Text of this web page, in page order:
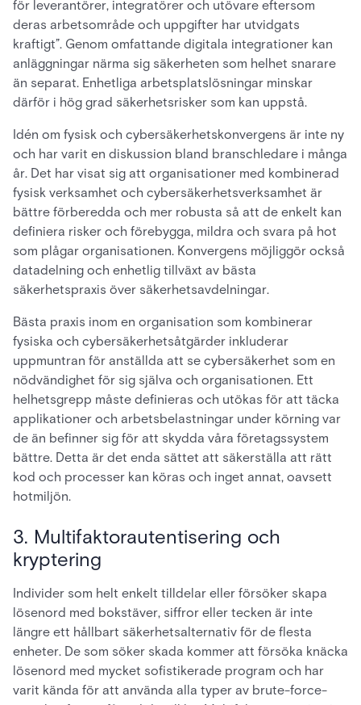
för leverantörer, integratörer och utövare eftersom
deras arbetsområde och uppgifter har utvidgats
kraftigt”. Genom omfattande digitala integrationer kan
anläggningar närma sig säkerheten som helhet snarare
än separat. Enhetliga arbetsplatslösningar minskar
därför i hög grad säkerhetsrisker som kan uppstå.
Idén om fysisk och cybersäkerhetskonvergens är inte ny
och har varit en diskussion bland branschledare i många
år. Det har visat sig att organisationer med kombinerad
fysisk verksamhet och cybersäkerhetsverksamhet är
bättre förberedda och mer robusta så att de enkelt kan
definiera risker och förebygga, mildra och svara på hot
som plågar organisationen. Konvergens möjliggör också
datadelning och enhetlig tillväxt av bästa
säkerhetspraxis över säkerhetsavdelningar.
Bästa praxis inom en organisation som kombinerar
fysiska och cybersäkerhetsåtgärder inkluderar
uppmuntran för anställda att se cybersäkerhet som en
nödvändighet för sig själva och organisationen. Ett
helhetsgrepp måste definieras och utökas för att täcka
applikationer och arbetsbelastningar under körning var
de än befinner sig för att skydda våra företagssystem
bättre. Detta är det enda sättet att säkerställa att rätt
kod och processer kan köras och inget annat, oavsett
hotmiljön.
3. Multifaktorautentisering och
kryptering
Individer som helt enkelt tilldelar eller försöker skapa
lösenord med bokstäver, siffror eller tecken är inte
längre ett hållbart säkerhetsalternativ för de flesta
enheter. De som söker skada kommer att försöka knäcka
lösenord med mycket sofistikerade program och har
varit kända för att använda alla typer av brute-force-